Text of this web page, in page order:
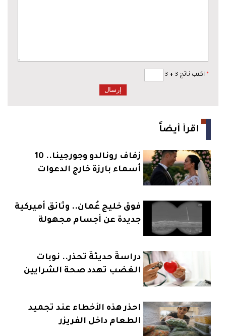
* اكتب ناتج 3 +
اقرأ أيضاً
زفاف رونالدو وجورجينا.. 10
أسماء بارزة خارج الدعوات
فوق خليج عُمان.. وثائق أميركية
جديدة عن أجسام مجهولة
دراسةٌ حديثةٌ تحذر.. نوبات
الغضب تهدد صحة الشرايين
احذر هذه الأخطاء عند تجميد
الطعام داخل الفريزر